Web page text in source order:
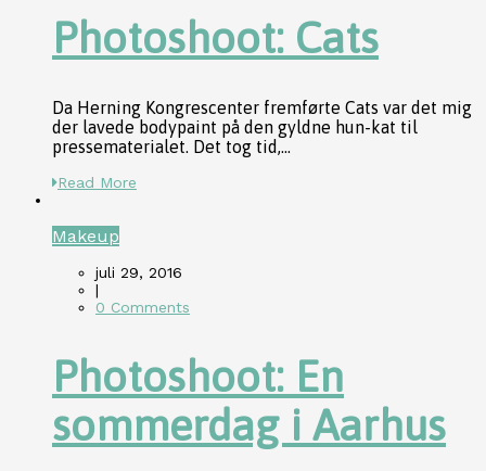
Photoshoot: Cats
Da Herning Kongrescenter fremførte Cats var det mig
der lavede bodypaint på den gyldne hun-kat til
pressematerialet. Det tog tid,...
Read More
Makeup
juli 29, 2016
|
0 Comments
Photoshoot: En
sommerdag i Aarhus